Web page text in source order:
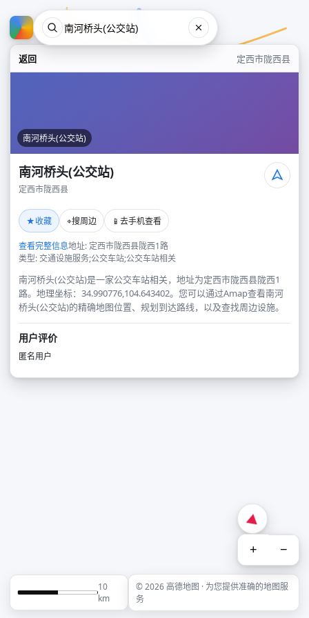
返回 定西市陇西县
南河桥头(公交站)
南河桥头(公交站)
定西市陇西县
★收藏 ⌖搜周边 📱 去手机查看
查看完整信息地址: 定西市陇西县陇西1路
类型: 交通设施服务;公交车站;公交车站相关
南河桥头(公交站)是一家公交车站相关，地址为定西市陇西县陇西1
路。地理坐标：34.990776,104.643402。您可以通过Amap查看南河
桥头(公交站)的精确地图位置、规划到达路线，以及查找周边设施。
用户评价
匿名用户
+ −
10
km
© 2026 高德地图 · 为您提供准确的地图服
务